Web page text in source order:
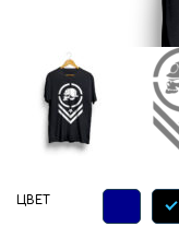
ЦВЕТ